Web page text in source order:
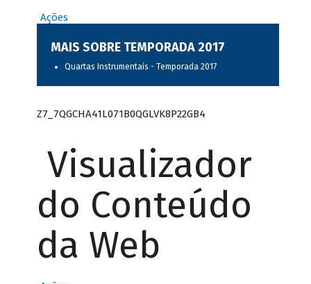
Ações
MAIS SOBRE TEMPORADA 2017
Quartas Instrumentais - Temporada 2017
Z7_7QGCHA41L071B0QGLVK8P22GB4
Visualizador
do Conteúdo
da Web